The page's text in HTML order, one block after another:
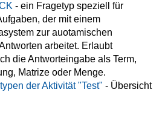
- ein Fragetyp speziell für
der mit einem
zur auotamischen
arbeitet. Erlaubt
die Antworteingabe als Term,
Matrize oder Menge.
der Aktivität "Test" - Übersicht